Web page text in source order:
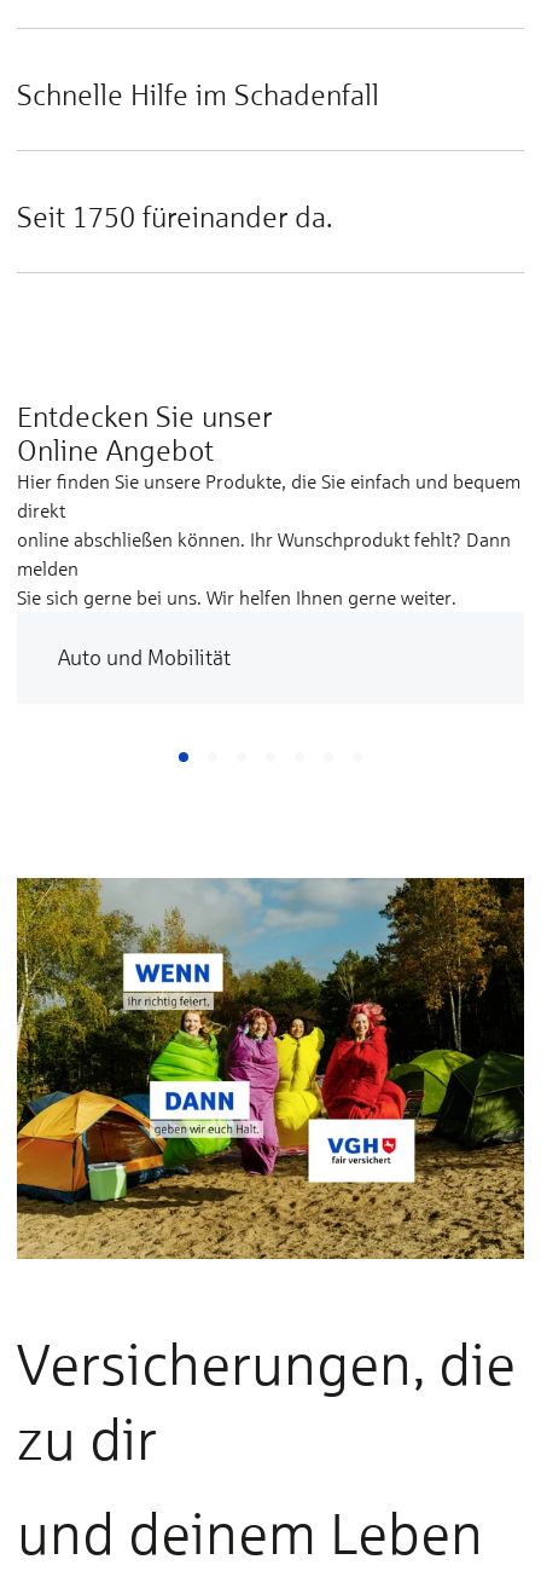
Schnelle Hilfe im Schadenfall
Seit 1750 füreinander da.
Entdecken Sie unser
Online Angebot
Hier finden Sie unsere Produkte, die Sie einfach und bequem
direkt
online abschließen können. Ihr Wunschprodukt fehlt? Dann
melden
Sie sich gerne bei uns. Wir helfen Ihnen gerne weiter.
Auto und Mobilität
Versicherungen, die
zu dir
und deinem Leben